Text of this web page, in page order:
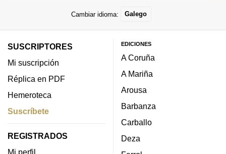
Cambiar idioma: Galego
SUSCRIPTORES
Mi suscripción
Réplica en PDF
Hemeroteca
Suscríbete
REGISTRADOS
Mi perfil
EDICIONES
A Coruña
A Mariña
Arousa
Barbanza
Carballo
Deza